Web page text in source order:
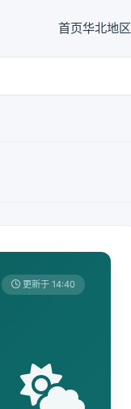
首页华北地区
更新于 14:40